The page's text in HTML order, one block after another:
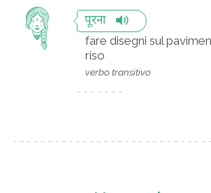
पूरना
fare disegni sul
riso
verbo transitivo